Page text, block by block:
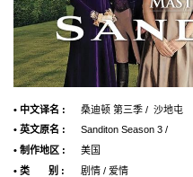
• 中文译名 :
桑迪顿 第三季 / 沙地屯
• 英文原名 :
Sanditon Season 3 /
• 制作地区 :
美国
• 类 别 :
剧情 / 爱情